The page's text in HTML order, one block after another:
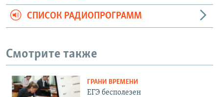
СПИСОК РАДИОПРОГРАММ
Смотрите также
ГРАНИ ВРЕМЕНИ
ЕГЭ бесполезен